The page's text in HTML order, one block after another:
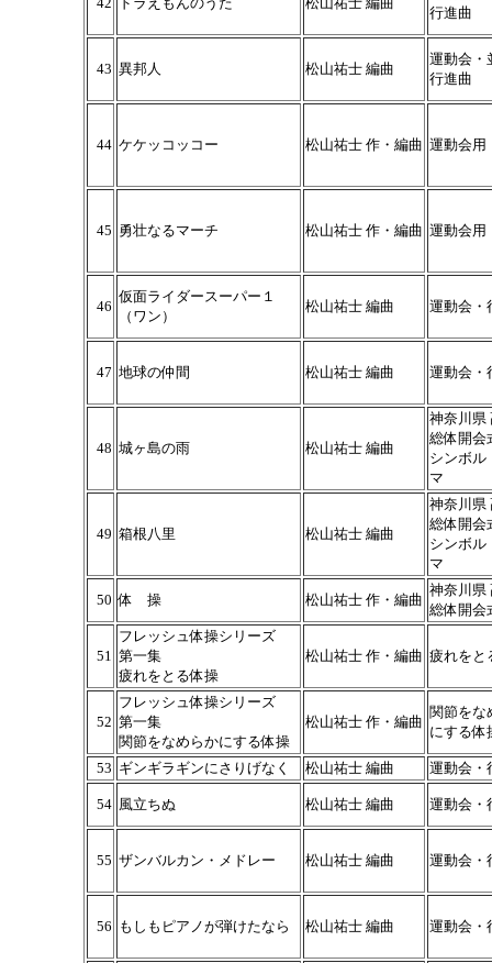
行進曲
43 異邦人 松山祐士 編曲
運動会・
行進曲
44 ケケッコッコー 松山祐士 作・編曲 運動会用
45 勇壮なるマーチ 松山祐士 作・編曲 運動会用
46
仮面ライダースーパー１
（ワン）
松山祐士 編曲 運動会・
47 地球の仲間 松山祐士 編曲 運動会・
48 城ヶ島の雨 松山祐士 編曲
神奈川県
総体開会
シンボル
マ
49 箱根八里 松山祐士 編曲
神奈川県
総体開会
シンボル
マ
50 体 操 松山祐士 作・編曲
神奈川県
総体開会
51
フレッシュ体操シリーズ
第一集
疲れをとる体操
松山祐士 作・編曲 疲れをと
52
フレッシュ体操シリーズ
第一集
関節をなめらかにする体操
松山祐士 作・編曲
関節をな
にする体
53 ギンギラギンにさりげなく 松山祐士 編曲 運動会・
54 風立ちぬ 松山祐士 編曲 運動会・
55 ザンバルカン・メドレー 松山祐士 編曲 運動会・
56 もしもピアノが弾けたなら 松山祐士 編曲 運動会・